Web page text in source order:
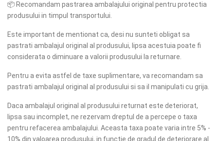
📦 Recomandam pastrarea ambalajului original pentru protectia
produsului in timpul transportului.
Este important de mentionat ca, desi nu sunteti obligat sa
pastrati ambalajul original al produsului, lipsa acestuia poate fi
considerata o diminuare a valorii produsului la returnare.
Pentru a evita astfel de taxe suplimentare, va recomandam sa
pastrati ambalajul original al produsului si sa il manipulati cu grija.
Daca ambalajul original al produsului returnat este deteriorat,
lipsa sau incomplet, ne rezervam dreptul de a percepe o taxa
pentru refacerea ambalajului. Aceasta taxa poate varia intre 5% -
10% din valoarea produsului, in functie de gradul de deteriorare al